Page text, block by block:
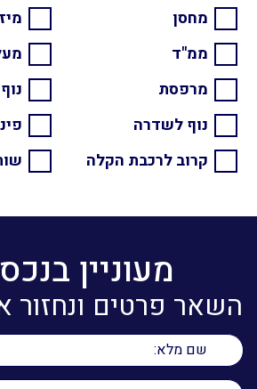
מחסן
ממ"ד
מרפסת
נוף
נוף לשדרה
קרוב לרכבת הקלה
מעוניין
השאר פרטים ונחזור